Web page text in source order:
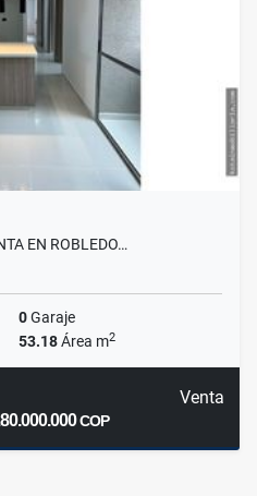
EN ROBLEDO…
0Garaje
53.18Área m2
Venta
COP